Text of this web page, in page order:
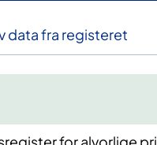
data fra registeret
for alvorlige